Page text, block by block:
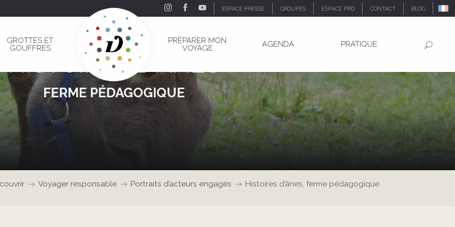
ESPACE PRESSE GROUPES ESPACE PRO CONTACT BLOG
GROTTES ET
GOUFFRES
PRÉPARER MON
VOYAGE
AGENDA PRATIQUE
UNE ÉTONNANTE SORTIE
HISTOIRES D'ÂNES
FERME PÉDAGOGIQUE
Voyager responsable Portraits d’acteurs engagés Histoires d’ânes, ferme pédagogique